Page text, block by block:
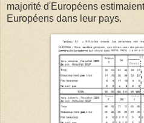
majorité d'Européens
Européens dans leur pays.